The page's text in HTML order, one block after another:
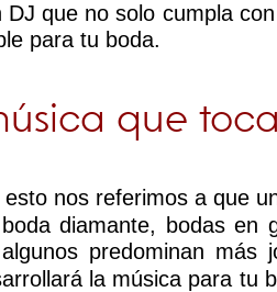
que no solo cumpla
para tu boda.
que
nos referimos a que
diamante, bodas en
predominan más
la música para tu